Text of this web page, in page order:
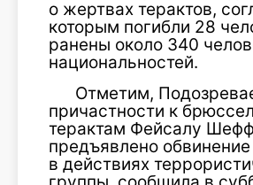
о жертвах терактов,
которым погибли 28
ранены около 340
национальностей.
Отметим,
причастности к
терактам Фейсалу
предъявлено
в действиях